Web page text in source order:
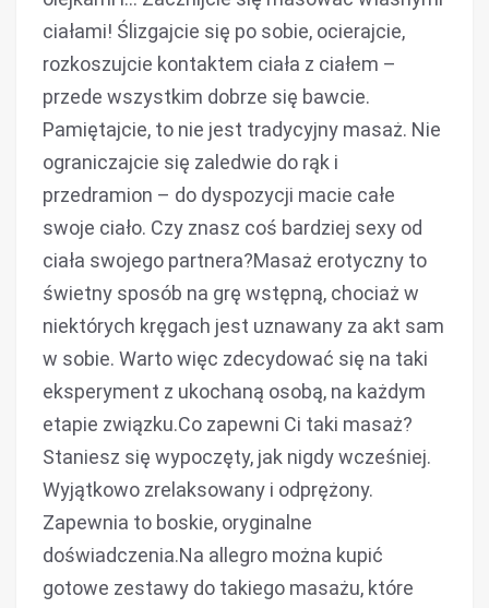
ciałami! Ślizgajcie się po sobie, ocierajcie,
rozkoszujcie kontaktem ciała z ciałem –
przede wszystkim dobrze się bawcie.
Pamiętajcie, to nie jest tradycyjny masaż. Nie
ograniczajcie się zaledwie do rąk i
przedramion – do dyspozycji macie całe
swoje ciało. Czy znasz coś bardziej sexy od
ciała swojego partnera?Masaż erotyczny to
świetny sposób na grę wstępną, chociaż w
niektórych kręgach jest uznawany za akt sam
w sobie. Warto więc zdecydować się na taki
eksperyment z ukochaną osobą, na każdym
etapie związku.Co zapewni Ci taki masaż?
Staniesz się wypoczęty, jak nigdy wcześniej.
Wyjątkowo zrelaksowany i odprężony.
Zapewnia to boskie, oryginalne
doświadczenia.Na allegro można kupić
gotowe zestawy do takiego masażu, które